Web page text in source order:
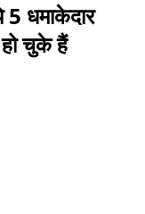
5 धमाकेदार
चुके हैं